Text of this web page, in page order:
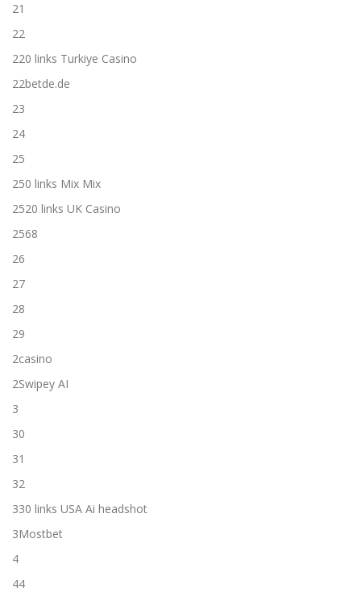
21
22
220 links Turkiye Casino
22betde.de
23
24
25
250 links Mix Mix
2520 links UK Casino
2568
26
27
28
29
2casino
2Swipey AI
3
30
31
32
330 links USA Ai headshot
3Mostbet
4
44